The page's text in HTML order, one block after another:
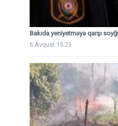
Bakıda yeniyetməyə qarşı
6 Avqust 15:23